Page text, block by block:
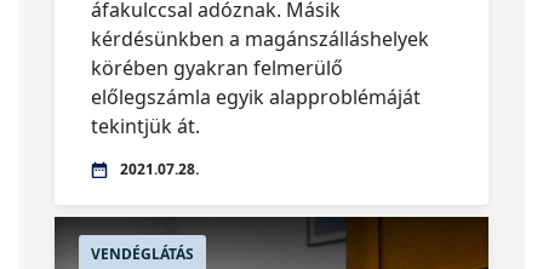
áfakulccsal adóznak. Másik
kérdésünkben a magánszálláshelyek
körében gyakran felmerülő
előlegszámla egyik alapproblémáját
tekintjük át.
2021.07.28.
VENDÉGLÁTÁS